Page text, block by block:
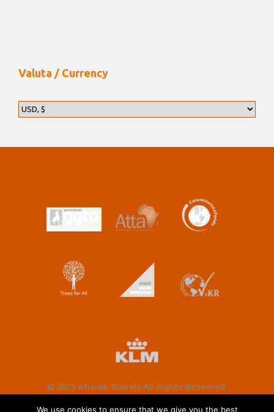
Valuta / Currency
© 2023 African Travels All Rights Reserved.
We use cookies to ensure that we give you the best